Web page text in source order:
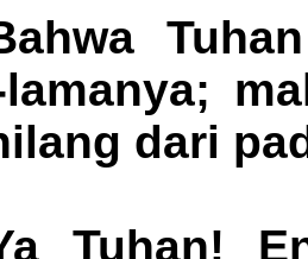
lamanya;
dari
Tuhan!